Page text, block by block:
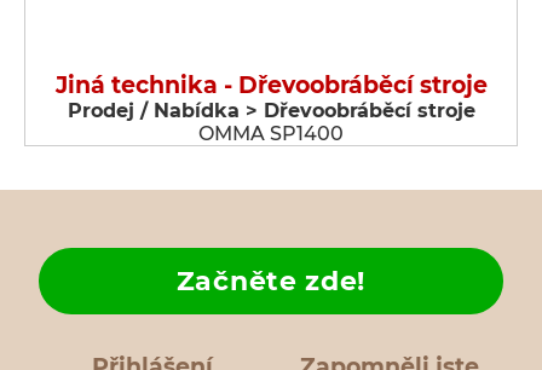
Jiná technika - Dřevoobráběcí stroje
Prodej / Nabídka > Dřevoobráběcí stroje
OMMA SP1400
Začněte zde!